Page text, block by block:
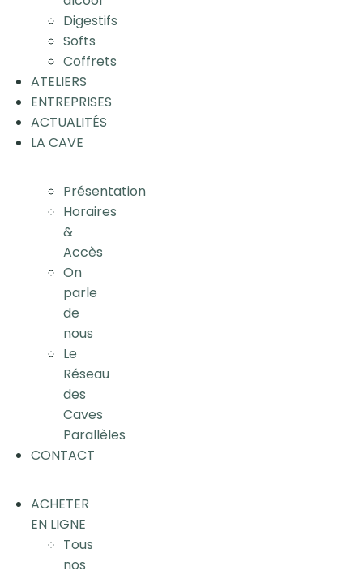
Digestifs
Softs
Coffrets
ATELIERS
ENTREPRISES
ACTUALITÉS
LA CAVE
Présentation
Horaires
&
Accès
On
parle
de
nous
Le
Réseau
des
Caves
Parallèles
CONTACT
ACHETER
EN LIGNE
Tous
nos